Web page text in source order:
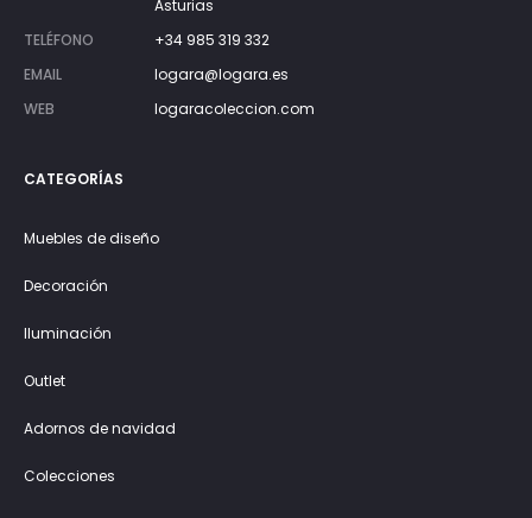
Asturias
TELÉFONO
+34 985 319 332
EMAIL
logara@logara.es
WEB
logaracoleccion.com
CATEGORÍAS
Muebles de diseño
Decoración
Iluminación
Outlet
Adornos de navidad
Colecciones